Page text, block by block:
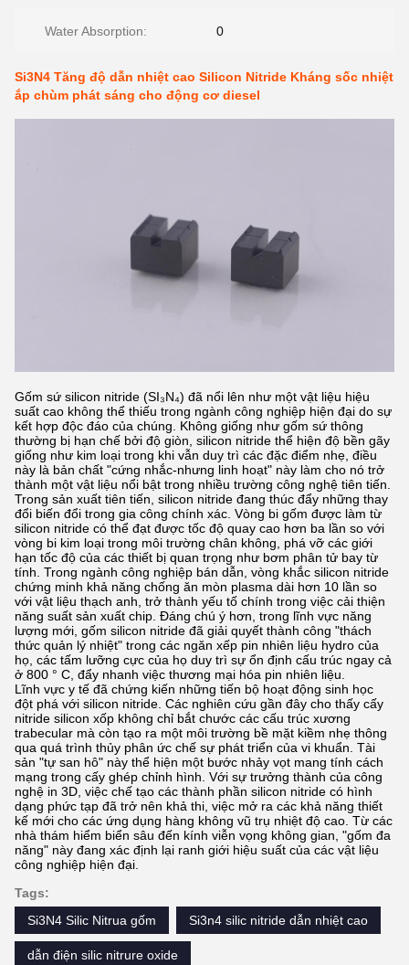
Water Absorption: 0
Si3N4 Tăng độ dẫn nhiệt cao Silicon Nitride Kháng sốc nhiệt
ắp chùm phát sáng cho động cơ diesel
Gốm sứ silicon nitride (SI₃N₄) đã nổi lên như một vật liệu hiệu
suất cao không thể thiếu trong ngành công nghiệp hiện đại do sự
kết hợp độc đáo của chúng. Không giống như gốm sứ thông
thường bị hạn chế bởi độ giòn, silicon nitride thể hiện độ bền gãy
giống như kim loại trong khi vẫn duy trì các đặc điểm nhẹ, điều
này là bản chất "cứng nhắc-nhưng linh hoạt" này làm cho nó trở
thành một vật liệu nổi bật trong nhiều trường công nghệ tiên tiến.
Trong sản xuất tiên tiến, silicon nitride đang thúc đẩy những thay
đổi biến đổi trong gia công chính xác. Vòng bi gốm được làm từ
silicon nitride có thể đạt được tốc độ quay cao hơn ba lần so với
vòng bi kim loại trong môi trường chân không, phá vỡ các giới
hạn tốc độ của các thiết bị quan trọng như bơm phân tử bay từ
tính. Trong ngành công nghiệp bán dẫn, vòng khắc silicon nitride
chứng minh khả năng chống ăn mòn plasma dài hơn 10 lần so
với vật liệu thạch anh, trở thành yếu tố chính trong việc cải thiện
năng suất sản xuất chip. Đáng chú ý hơn, trong lĩnh vực năng
lượng mới, gốm silicon nitride đã giải quyết thành công "thách
thức quản lý nhiệt" trong các ngăn xếp pin nhiên liệu hydro của
họ, các tấm lưỡng cực của họ duy trì sự ổn định cấu trúc ngay cả
ở 800 ° C, đẩy nhanh việc thương mại hóa pin nhiên liệu.
Lĩnh vực y tế đã chứng kiến ​​những tiến bộ hoạt động sinh học
đột phá với silicon nitride. Các nghiên cứu gần đây cho thấy cấy
nitride silicon xốp không chỉ bắt chước các cấu trúc xương
trabecular mà còn tạo ra một môi trường bề mặt kiềm nhẹ thông
qua quá trình thủy phân ức chế sự phát triển của vi khuẩn. Tài
sản "tự san hô" này thể hiện một bước nhảy vọt mang tính cách
mạng trong cấy ghép chỉnh hình. Với sự trưởng thành của công
nghệ in 3D, việc chế tạo các thành phần silicon nitride có hình
dạng phức tạp đã trở nên khả thi, việc mở ra các khả năng thiết
kế mới cho các ứng dụng hàng không vũ trụ nhiệt độ cao. Từ các
nhà thám hiểm biển sâu đến kính viễn vọng không gian, "gốm đa
năng" này đang xác định lại ranh giới hiệu suất của các vật liệu
công nghiệp hiện đại.
Tags:
Si3N4 Silic Nitrua gốm
Si3n4 silic nitride dẫn nhiệt cao
dẫn điện silic nitrure oxide